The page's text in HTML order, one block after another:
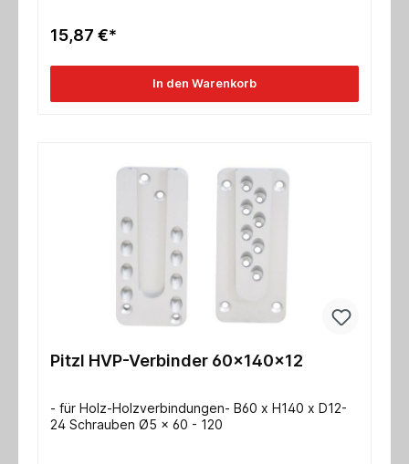
15,87 €*
In den Warenkorb
Pitzl HVP-Verbinder 60x140x12
- für Holz-Holzverbindungen- B60 x H140 x D12-
24 Schrauben Ø5 x 60 - 120